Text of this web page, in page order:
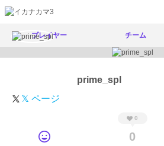
プレイヤー チーム
prime_spl
𝕏 ページ
0
0